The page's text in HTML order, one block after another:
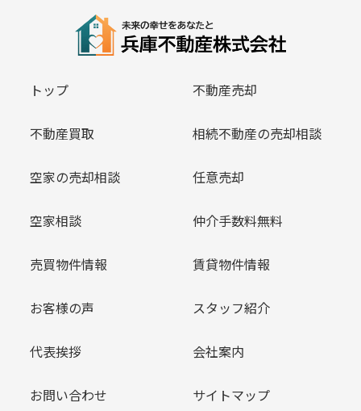
トップ 不動産売却
不動産買取 相続不動産の売却相談
空家の売却相談 任意売却
空家相談 仲介手数料無料
売買物件情報 賃貸物件情報
お客様の声 スタッフ紹介
代表挨拶 会社案内
お問い合わせ サイトマップ